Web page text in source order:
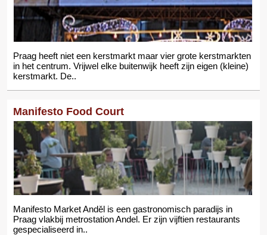
Praag heeft niet een kerstmarkt maar vier grote kerstmarkten
in het centrum. Vrijwel elke buitenwijk heeft zijn eigen (kleine)
kerstmarkt. De..
Manifesto Food Court
Manifesto Market Anděl is een gastronomisch paradijs in
Praag vlakbij metrostation Andel. Er zijn vijftien restaurants
gespecialiseerd in..